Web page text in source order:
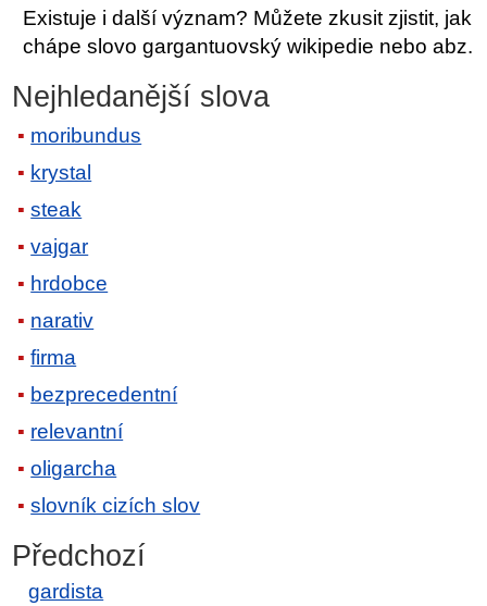
Existuje i další význam? Můžete zkusit zjistit, jak
chápe slovo gargantuovský wikipedie nebo abz.
Nejhledanější slova
moribundus
krystal
steak
vajgar
hrdobce
narativ
firma
bezprecedentní
relevantní
oligarcha
slovník cizích slov
Předchozí
gardista